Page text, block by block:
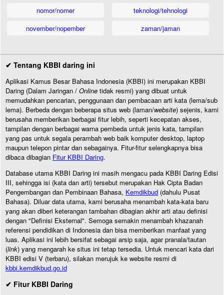
nomor/nomer
november/nopember
teknologi/tehnologi
zaman/jaman
✔ Tentang KBBI daring ini
Aplikasi Kamus Besar Bahasa Indonesia (KBBI) ini merupakan KBBI
Daring (Dalam Jaringan / Online tidak resmi) yang dibuat untuk
memudahkan pencarian, penggunaan dan pembacaan arti kata (lema/sub
lema). Berbeda dengan beberapa situs web (laman/website) sejenis, kami
berusaha memberikan berbagai fitur lebih, seperti kecepatan akses,
tampilan dengan berbagai warna pembeda untuk jenis kata, tampilan
yang pas untuk segala perambah web baik komputer desktop, laptop
maupun telepon pintar dan sebagainya. Fitur-fitur selengkapnya bisa
dibaca dibagian Fitur KBBI Daring.
Database utama KBBI Daring ini masih mengacu pada KBBI Daring Edisi
III, sehingga isi (kata dan arti) tersebut merupakan Hak Cipta Badan
Pengembangan dan Pembinaan Bahasa, Kemdikbud (dahulu Pusat
Bahasa). Diluar data utama, kami berusaha menambah kata-kata baru
yang akan diberi keterangan tambahan dibagian akhir arti atau definisi
dengan "Definisi Eksternal". Semoga semakin menambah khazanah
referensi pendidikan di Indonesia dan bisa memberikan manfaat yang
luas. Aplikasi ini lebih bersifat sebagai arsip saja, agar pranala/tautan
(link) yang mengarah ke situs ini tetap tersedia. Untuk mencari kata dari
KBBI edisi V (terbaru), silakan merujuk ke website resmi di
kbbi.kemdikbud.go.id
✔ Fitur KBBI Daring